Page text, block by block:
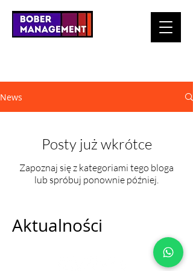
News
Posty już wkrótce
Zapoznaj się z kategoriami tego bloga
lub spróbuj ponownie później.
Aktualności